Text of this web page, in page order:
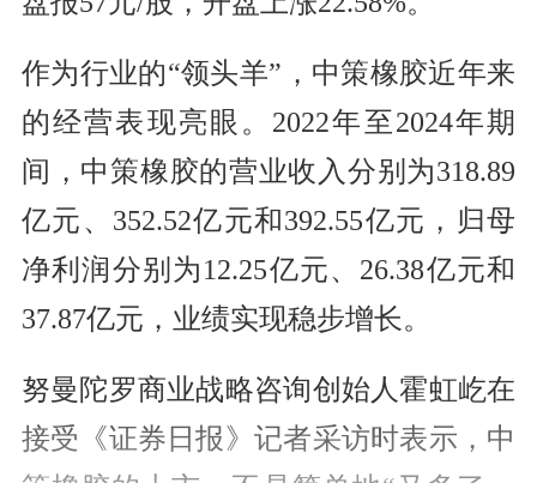
作为行业的“领头羊”，中策橡胶近年来
的经营表现亮眼。2022年至2024年期
间，中策橡胶的营业收入分别为318.89
亿元、352.52亿元和392.55亿元，归母
净利润分别为12.25亿元、26.38亿元和
37.87亿元，业绩实现稳步增长。
努曼陀罗商业战略咨询创始人霍虹屹在
接受《证券日报》记者采访时表示，中